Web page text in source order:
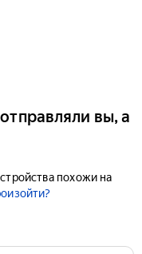
вы, а
похожи на